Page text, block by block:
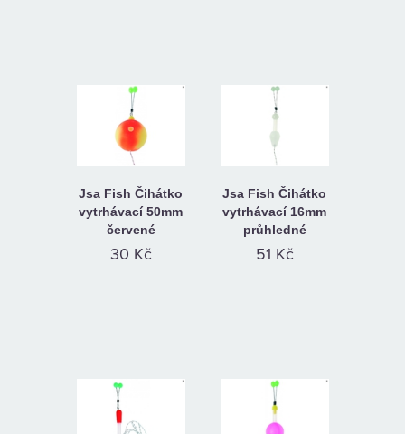
Jsa Fish Čihátko
vytrhávací 50mm
červené
30 Kč
Jsa Fish Čihátko
vytrhávací 16mm
průhledné
51 Kč